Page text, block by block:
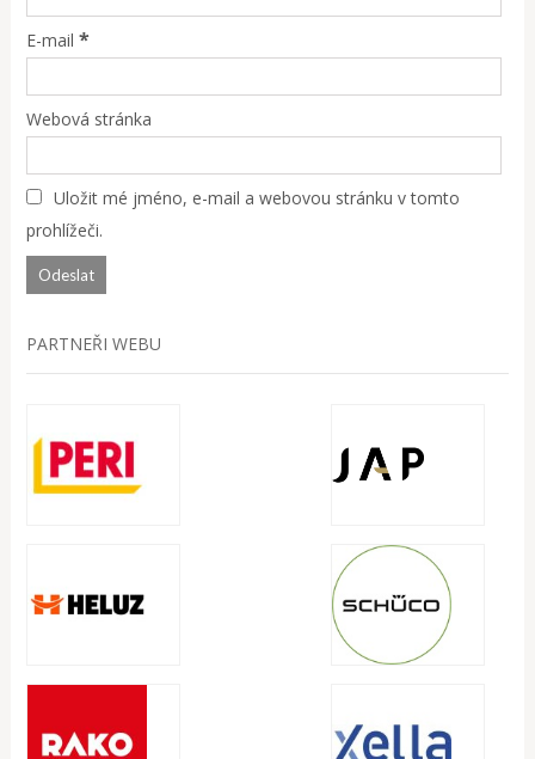
E-mail *
Webová stránka
Uložit mé jméno, e-mail a webovou stránku v tomto
prohlížeči.
PARTNEŘI WEBU